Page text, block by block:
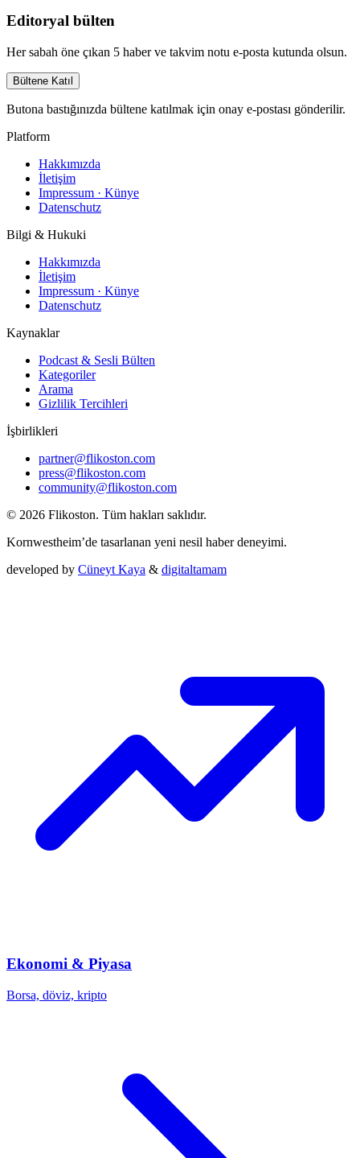
Editoryal bülten
Her sabah öne çıkan 5 haber ve takvim notu e-posta kutunda olsun.
Bültene Katıl
Butona bastığınızda bültene katılmak için onay e-postası gönderilir.
Platform
Hakkımızda
İletişim
Impressum · Künye
Datenschutz
Bilgi & Hukuki
Hakkımızda
İletişim
Impressum · Künye
Datenschutz
Kaynaklar
Podcast & Sesli Bülten
Kategoriler
Arama
Gizlilik Tercihleri
İşbirlikleri
partner@flikoston.com
press@flikoston.com
community@flikoston.com
© 2026 Flikoston. Tüm hakları saklıdır.
Kornwestheim’de tasarlanan yeni nesil haber deneyimi.
developed by Cüneyt Kaya & digitaltamam
Ekonomi & Piyasa
Borsa, döviz, kripto